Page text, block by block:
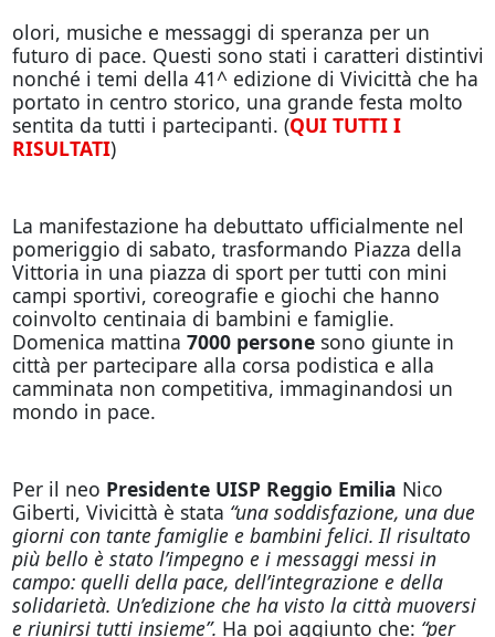
olori, musiche e messaggi di speranza per un
futuro di pace. Questi sono stati i caratteri distintivi
nonché i temi della 41^ edizione di Vivicittà che ha
portato in centro storico, una grande festa molto
sentita da tutti i partecipanti. (QUI TUTTI I
RISULTATI)
La manifestazione ha debuttato ufficialmente nel
pomeriggio di sabato, trasformando Piazza della
Vittoria in una piazza di sport per tutti con mini
campi sportivi, coreografie e giochi che hanno
coinvolto centinaia di bambini e famiglie.
Domenica mattina 7000 personesono giunte in
città per partecipare alla corsa podistica e alla
camminata non competitiva, immaginandosi un
mondo in pace.
Per il neo Presidente UISP Reggio Emilia Nico
Giberti, Vivicittà è stata “una soddisfazione, una due
giorni con tante famiglie e bambini felici. Il risultato
più bello è stato l’impegno e i messaggi messi in
campo: quelli della pace, dell’integrazione e della
solidarietà. Un’edizione che ha visto la città muoversi
e riunirsi tutti insieme”. Ha poi aggiunto che: “per